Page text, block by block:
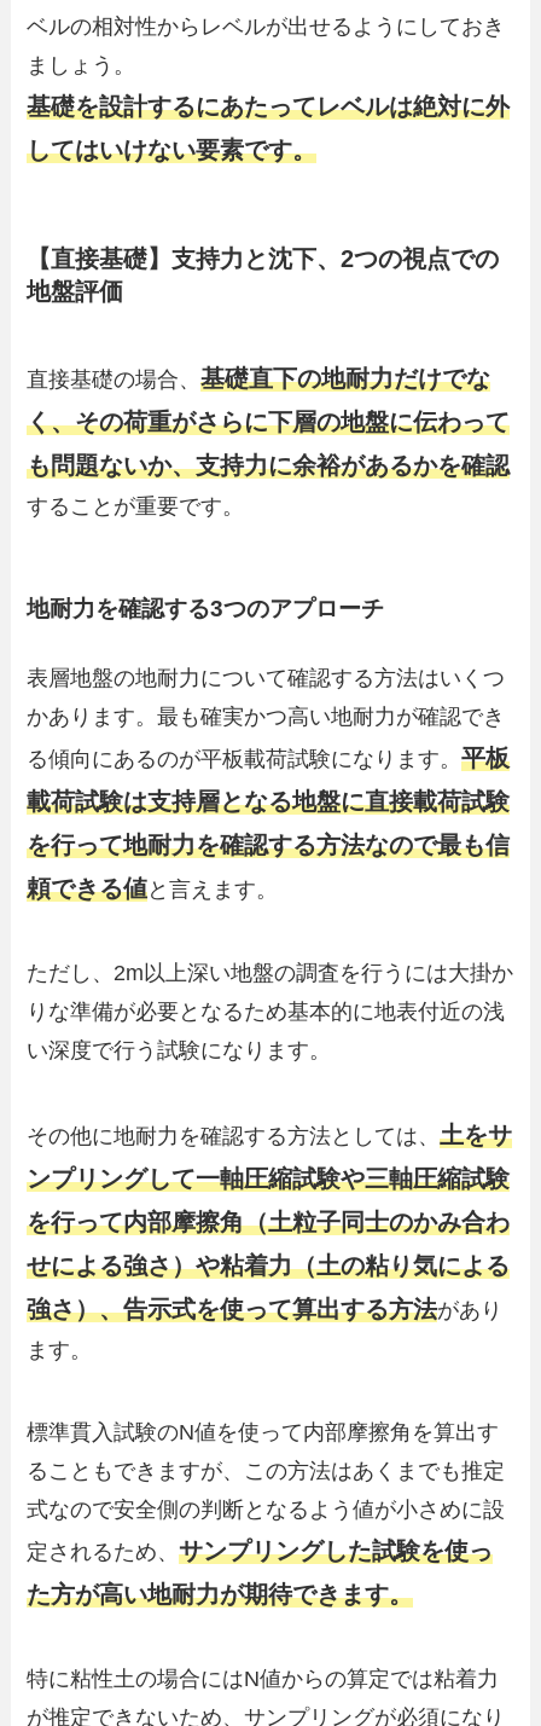
ベルの相対性からレベルが出せるようにしておき
ましょう。
基礎を設計するにあたってレベルは絶対に外
してはいけない要素です。
【直接基礎】支持力と沈下、2つの視点での
地盤評価
直接基礎の場合、基礎直下の地耐力だけでな
く、その荷重がさらに下層の地盤に伝わって
も問題ないか、支持力に余裕があるかを確認
することが重要です。
地耐力を確認する3つのアプローチ
表層地盤の地耐力について確認する方法はいくつ
かあります。最も確実かつ高い地耐力が確認でき
る傾向にあるのが平板載荷試験になります。平板
載荷試験は支持層となる地盤に直接載荷試験
を行って地耐力を確認する方法なので最も信
頼できる値と言えます。
ただし、2m以上深い地盤の調査を行うには大掛か
りな準備が必要となるため基本的に地表付近の浅
い深度で行う試験になります。
その他に地耐力を確認する方法としては、土をサ
ンプリングして一軸圧縮試験や三軸圧縮試験
を行って内部摩擦角（土粒子同士のかみ合わ
せによる強さ）や粘着力（土の粘り気による
強さ）、告示式を使って算出する方法があり
ます。
標準貫入試験のN値を使って内部摩擦角を算出す
ることもできますが、この方法はあくまでも推定
式なので安全側の判断となるよう値が小さめに設
定されるため、サンプリングした試験を使っ
た方が高い地耐力が期待できます。
特に粘性土の場合にはN値からの算定では粘着力
が推定できないため、サンプリングが必須になり